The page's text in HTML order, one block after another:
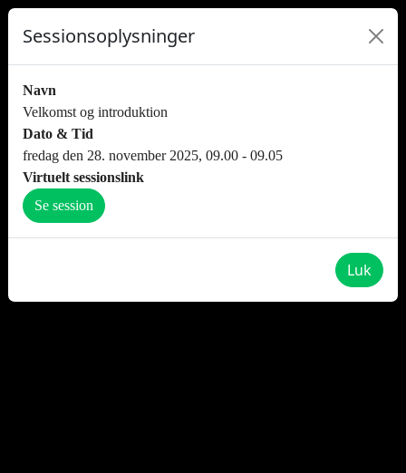
Sessionsoplysninger
Navn
Velkomst og introduktion
Dato & Tid
fredag den 28. november 2025, 09.00 - 09.05
Virtuelt sessionslink
Se session
Luk